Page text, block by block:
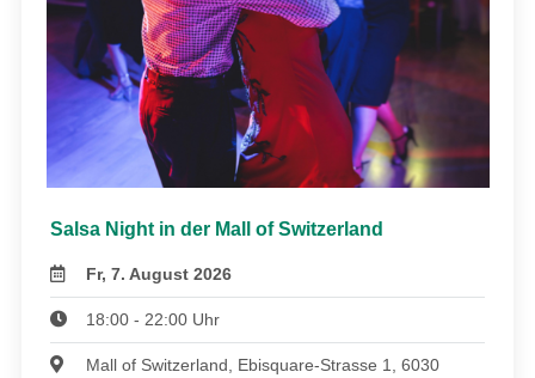
Salsa Night in der Mall of Switzerland
Fr, 7. August 2026
18:00 - 22:00 Uhr
Mall of Switzerland, Ebisquare-Strasse 1, 6030